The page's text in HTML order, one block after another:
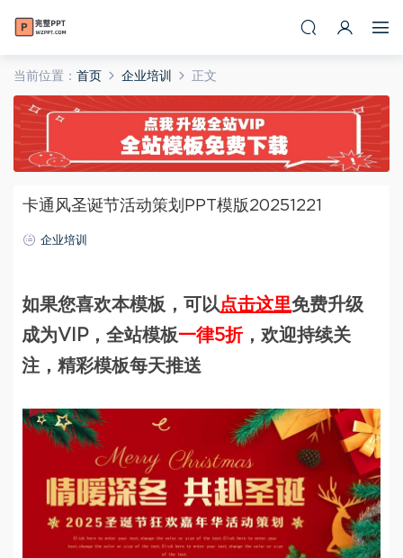
当前位置： 首页 企业培训 正文
卡通风圣诞节活动策划PPT模版20251221
企业培训
如果您喜欢本模板，可以点击这里免费升级
成为VIP，全站模板一律5折，欢迎持续关
注，精彩模板每天推送